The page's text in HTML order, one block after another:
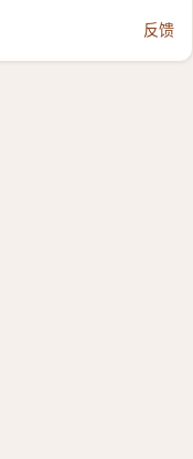
反馈